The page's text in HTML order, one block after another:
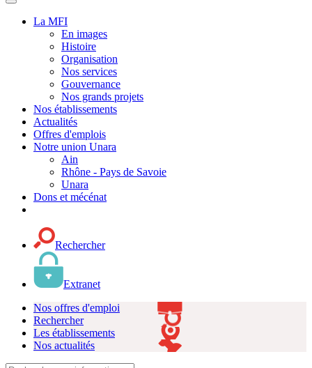
MENU
PRINCIPAL
La MFI
En images
Histoire
Organisation
Nos services
Gouvernance
Nos grands projets
Nos établissements
Actualités
Offres d'emplois
Notre union Unara
Ain
Rhône - Pays de Savoie
Unara
Dons et mécénat
Rechercher
Extranet
Nos offres d'emploi
Rechercher
Les établissements
Nos actualités